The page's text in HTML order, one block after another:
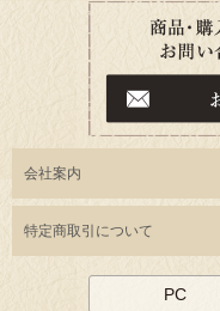
会社案内
特定商取引について
PC